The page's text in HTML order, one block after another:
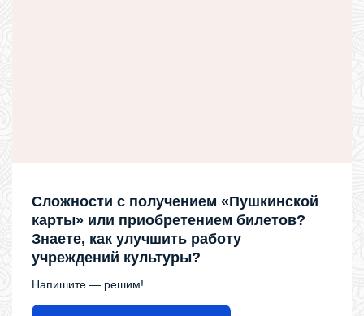
Сложности с получением «Пушкинской
карты» или приобретением билетов?
Знаете, как улучшить работу
учреждений культуры?
Напишите — решим!